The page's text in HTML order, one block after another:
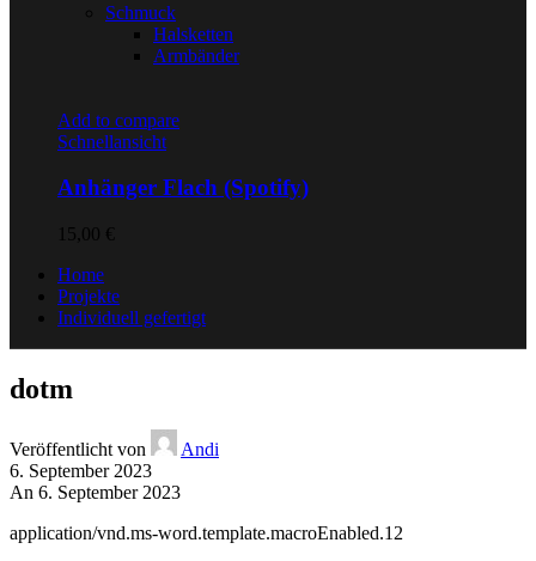
Schmuck
Halsketten
Armbänder
Add to compare
Schnellansicht
Anhänger Flach (Spotify)
15,00 €
Home
Projekte
Individuell gefertigt
dotm
Veröffentlicht von
Andi
6. September 2023
An 6. September 2023
application/vnd.ms-word.template.macroEnabled.12